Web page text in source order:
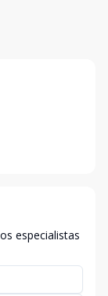
especialistas